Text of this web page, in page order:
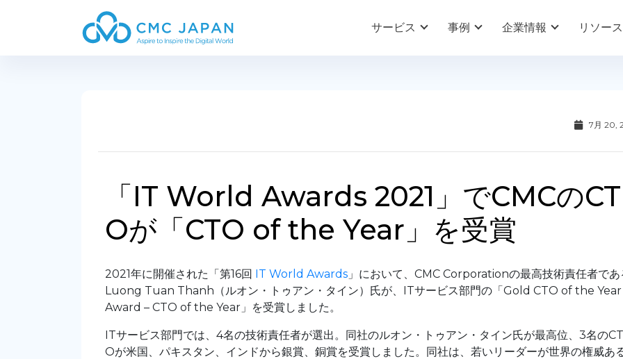
サービス 事例 企業情報 リソース
7月 20,
「IT World Awards 2021」でCMCのCT
Oが「CTO of the Year」を受賞
2021年に開催された「第16回 IT World Awards 」において、CMC Corporationの最高技術責任者であ
Luong Tuan Thanh（ルオン・トゥアン・タイン）氏が、ITサービス部門の「Gold CTO of the Year
Award – CTO of the Year」を受賞しました。
ITサービス部門では、4名の技術責任者が選出。同社のルオン・トゥアン・タイン氏が最高位、3名のCT
Oが米国、パキスタン、インドから銀賞、銅賞を受賞しました。同社は、若いリーダーが世界の権威あ